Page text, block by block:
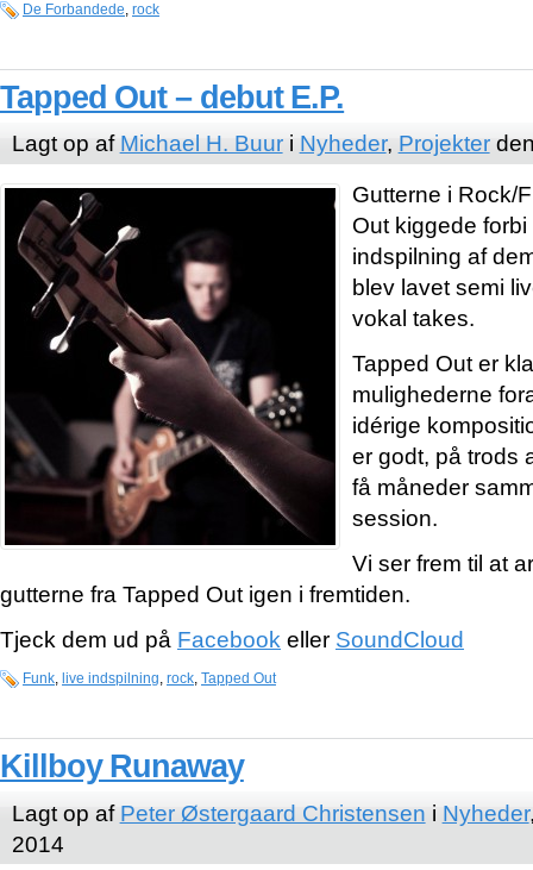
De Forbandede, rock
Tapped Out – debut E.P.
Lagt op af Michael H. Buuri Nyheder, Projekter
Gutterne i Rock/
Out kiggede
indspilning af
blev lavet semi
vokal takes.
Tapped Out er
mulighederne
idérige
er godt, på trods
få måneder
session.
Vi ser frem til at
gutterne fra Tapped Out igen i fremtiden.
Tjeck dem ud på Facebook eller SoundCloud
Funk, live indspilning, rock, Tapped Out
Killboy Runaway
Lagt op af Peter Østergaard Christensen i Nyheder
2014